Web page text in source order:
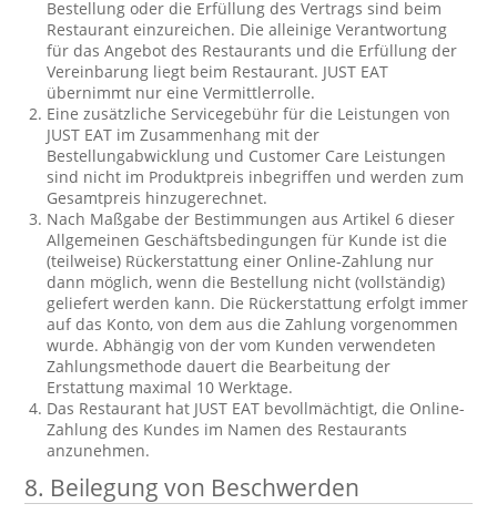
Bestellung oder die Erfüllung des Vertrags sind beim
Restaurant einzureichen. Die alleinige Verantwortung
für das Angebot des Restaurants und die Erfüllung der
Vereinbarung liegt beim Restaurant. JUST EAT
übernimmt nur eine Vermittlerrolle.
Eine zusätzliche Servicegebühr für die Leistungen von
JUST EAT im Zusammenhang mit der
Bestellungabwicklung und Customer Care Leistungen
sind nicht im Produktpreis inbegriffen und werden zum
Gesamtpreis hinzugerechnet.
Nach Maßgabe der Bestimmungen aus Artikel 6 dieser
Allgemeinen Geschäftsbedingungen für Kunde ist die
(teilweise) Rückerstattung einer Online-Zahlung nur
dann möglich, wenn die Bestellung nicht (vollständig)
geliefert werden kann. Die Rückerstattung erfolgt immer
auf das Konto, von dem aus die Zahlung vorgenommen
wurde. Abhängig von der vom Kunden verwendeten
Zahlungsmethode dauert die Bearbeitung der
Erstattung maximal 10 Werktage.
Das Restaurant hat JUST EAT bevollmächtigt, die Online-
Zahlung des Kundes im Namen des Restaurants
anzunehmen.
8. Beilegung von Beschwerden